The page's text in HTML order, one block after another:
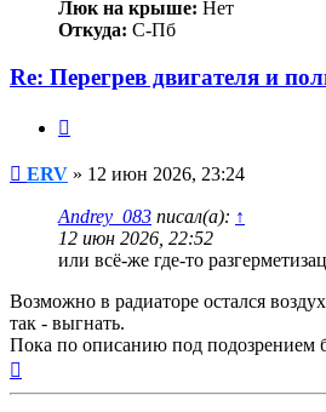
Люк на крыше: Нет
Откуда: С-Пб
Re: Перегрев двигателя и
Сообщение
ERV » 12 июн 2026, 23:24
Andrey_083 писал(а): ↑
12 июн 2026, 22:52
или всё-же где-то
Возможно в радиаторе остался
так - выгнать.
Пока по описанию под подозрением